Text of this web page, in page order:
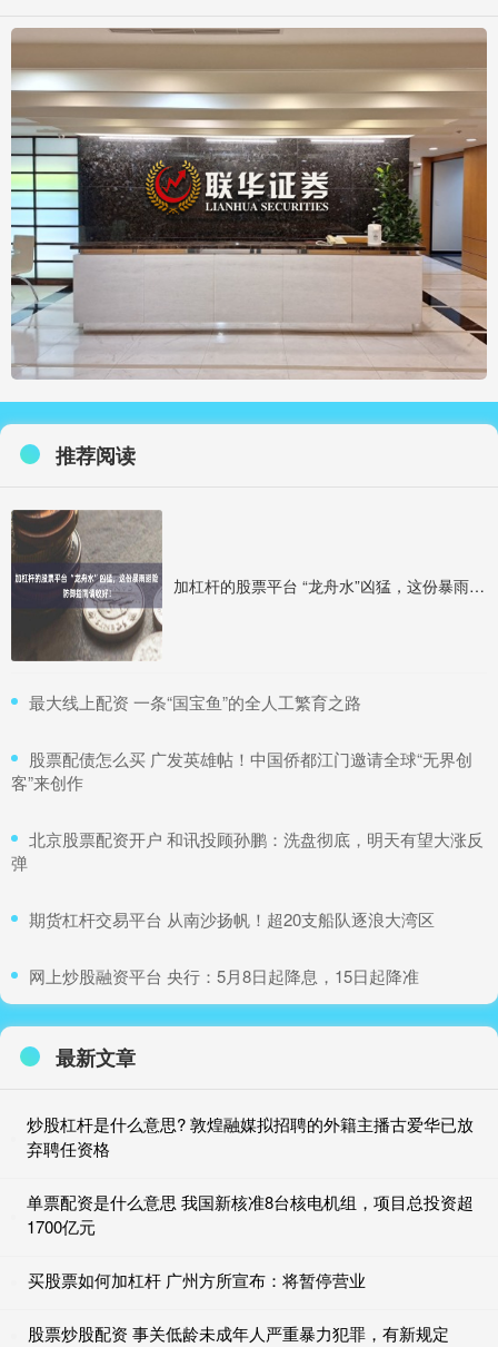
推荐阅读
加杠杆的股票平台 “龙舟水”凶猛，这份暴雨避险防御指南请收好！
​最大线上配资 一条“国宝鱼”的全人工繁育之路
​股票配债怎么买 广发英雄帖！中国侨都江门邀请全球“无界创
客”来创作
​北京股票配资开户 和讯投顾孙鹏：洗盘彻底，明天有望大涨反
弹
​期货杠杆交易平台 从南沙扬帆！超20支船队逐浪大湾区
​网上炒股融资平台 央行：5月8日起降息，15日起降准
最新文章
炒股杠杆是什么意思? 敦煌融媒拟招聘的外籍主播古爱华已放
弃聘任资格
单票配资是什么意思 我国新核准8台核电机组，项目总投资超
1700亿元
买股票如何加杠杆 广州方所宣布：将暂停营业
股票炒股配资 事关低龄未成年人严重暴力犯罪，有新规定